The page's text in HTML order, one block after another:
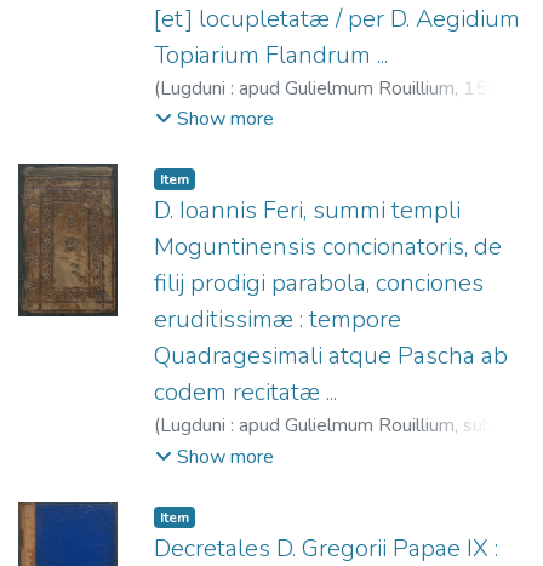
[et] locupletatæ / per D. Aegidium
Topiarium Flandrum ...
(Lugduni : apud Gulielmum Rouillium, 1568
Prieele, Gilles vanden, m. 1579.
Guillaume, 1518?-1589.
Show more
Item
D. Ioannis Feri, summi templi
Moguntinensis concionatoris, de
filij prodigi parabola, conciones
eruditissimæ : tempore
Quadragesimali atque Pascha ab
codem recitatæ ...
(Lugduni : apud Gulielmum Rouillium, sub
scuto Veneto (excudebat Philibertus
1495-1554.
-1589.;Rollet, Philibert, 1495?-1562?
Show more
Item
Decretales D. Gregorii Papae IX :